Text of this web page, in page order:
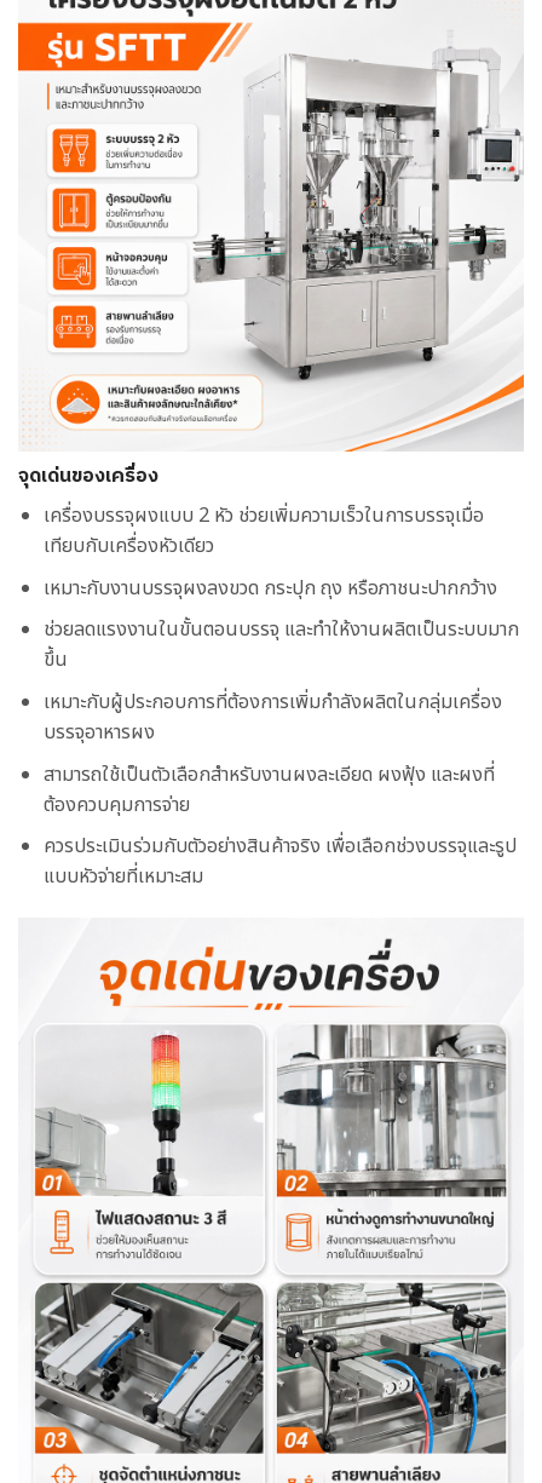
จุดเด่นของเครื่อง
เครื่องบรรจุผงแบบ 2 หัว ช่วยเพิ่มความเร็วในการบรรจุเมื่อ
เทียบกับเครื่องหัวเดียว
เหมาะกับงานบรรจุผงลงขวด กระปุก ถุง หรือภาชนะปากกว้าง
ช่วยลดแรงงานในขั้นตอนบรรจุ และทำให้งานผลิตเป็นระบบมาก
ขึ้น
เหมาะกับผู้ประกอบการที่ต้องการเพิ่มกำลังผลิตในกลุ่มเครื่อง
บรรจุอาหารผง
สามารถใช้เป็นตัวเลือกสำหรับงานผงละเอียด ผงฟุ้ง และผงที่
ต้องควบคุมการจ่าย
ควรประเมินร่วมกับตัวอย่างสินค้าจริง เพื่อเลือกช่วงบรรจุและรูป
แบบหัวจ่ายที่เหมาะสม